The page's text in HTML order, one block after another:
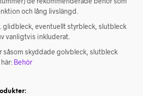
och lång livslängd.
glidbleck, eventuellt styrbleck, slutbleck
vanligtvis inkluderat.
såsom skyddade golvbleck, slutbleck
Behör